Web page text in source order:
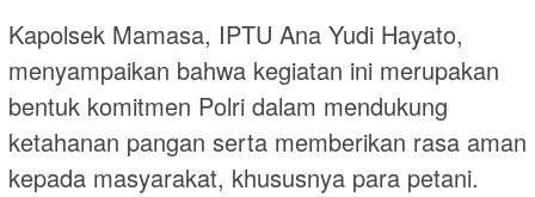
Kapolsek Mamasa, IPTU Ana Yudi Hayato,
menyampaikan bahwa kegiatan ini merupakan
bentuk komitmen Polri dalam mendukung
ketahanan pangan serta memberikan rasa aman
kepada masyarakat, khususnya para petani.